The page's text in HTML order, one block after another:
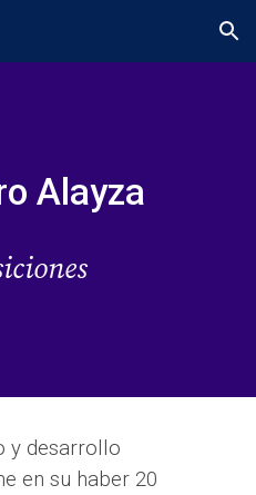
Skip to navigation
Alayza
y desarrollo
en su haber 20